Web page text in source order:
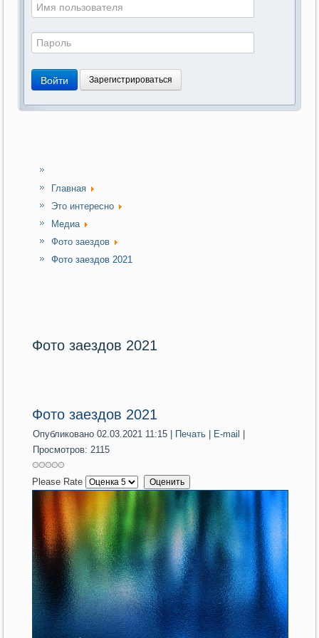
Войти Зарегистрироваться
Главная
Это интересно
Медиа
Фото заездов
Фото заездов 2021
Фото заездов 2021
Фото заездов 2021
Опубликовано 02.03.2021 11:15 Печать E-mail
Просмотров: 2115
Please Rate